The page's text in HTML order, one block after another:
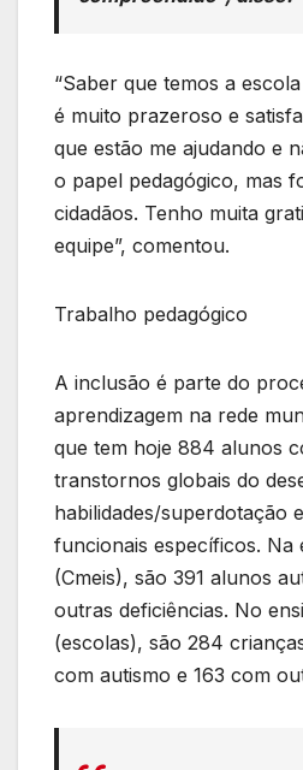
“Saber que temos a
é muito prazeroso e
que estão me ajudando e
o papel pedagógico, mas
cidadãos. Tenho muita
equipe”, comentou.
Trabalho pedagógico
A inclusão é parte do
aprendizagem na rede
que tem hoje 884 alunos
transtornos globais do
habilidades/superdotação
funcionais específicos. Na
(Cmeis), são 391 alunos
outras deficiências. No
(escolas), são 284
com autismo e 163 com